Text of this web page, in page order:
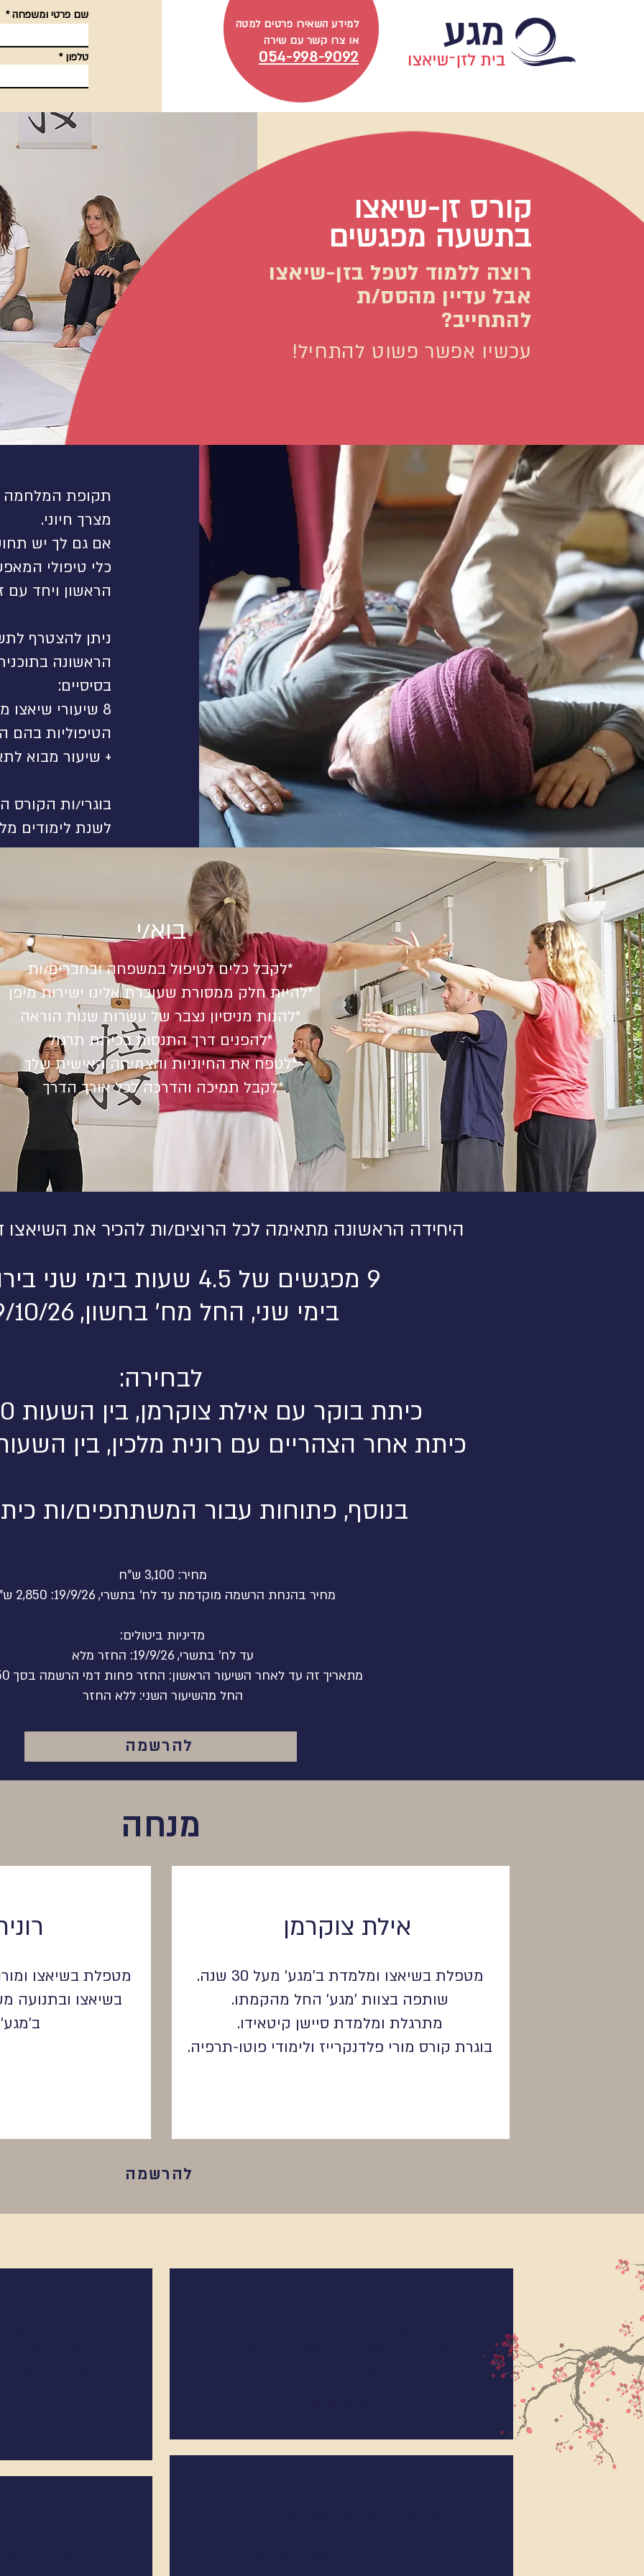
שם פרטי ומשפחה
טלפון
למידע השאירו פרטים למטה
או צרו קשר עם שירה
054-998-9092
קורס זן-שיאצו
בתשעה מפגשים
עכשיו אפשר פשוט להתחיל!
רוצה ללמוד לטפל בזן-שיאצו
אבל עדיין מהסס/ת
להתחייב?
תקופת המלחמה
מצרך חיוני.
אם גם לך יש
כלי טיפולי
הראשון ויחד
ניתן להצטרף
הראשונה
בסיסיים:
8 שיעורי
הטיפוליות
+ שיעור מבוא
בוגרי/ות הקורס
לשנת לימודים
בוא/י
*לקבל כלים לטיפול במשפחה ובחברים/ות
*להיות חלק ממסורת שעוברת אלינו ישירות מיפן
*להנות מניסיון נצבר של עשרות שנות הוראה
*להפנים דרך התנסות בכיתת תרגול
*לטפח את החיוניות והצמיחה האישית שלך
*לקבל תמיכה והדרכה לכל אורך הדרך
היחידה הראשונה מתאימה לכל הרוצים/ות להכיר את השיאצו
9 מפגשים של 4.5 שעות בימי שני בירושלים
בימי שני, החל מח' בחשון, 19/10/26
לבחירה:
כיתת בוקר עם אילת צוקרמן, בין השעות 9:30-14:00
כיתת אחר הצהריים עם רונית מלכין, בין השעות 16:00-
בנוסף, פתוחות עבור המשתתפים/ות
מחיר: 3,100 ש"ח
מחיר בהנחת הרשמה מוקדמת עד לח' בתשרי, 19/9/26: 2,850 ש"ח
מדיניות ביטולים:
עד לח' בתשרי, 19/9/26: החזר מלא
מתאריך זה עד לאחר השיעור הראשון: החזר פחות דמי הרשמה בסך 250 ש"ח
החל מהשיעור השני: ללא החזר
להרשמה
מנחה
אילת צוקרמן
מטפלת בשיאצו ומלמדת ב'מגע' מעל 30 שנה.
שותפה בצוות 'מגע' החל מהקמתו.
מתרגלת ומלמדת סיישן קיטאידו.
בוגרת קורס מורי פלדנקרייז ולימודי פוטו-תרפיה.
מטפלת בשיאצו
ב'מגע'
להרשמה